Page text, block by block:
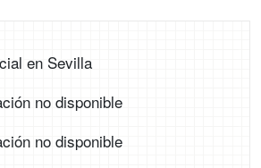
en Sevilla
no disponible
no disponible